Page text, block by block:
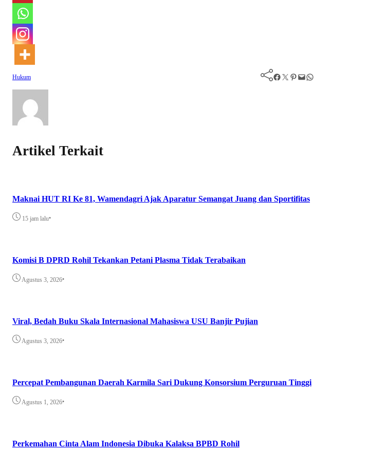
Hukum Facebook Twitter Pinterest Mail WhatsApp
Artikel Terkait
Maknai HUT RI Ke 81, Wamendagri Ajak Aparatur Semangat Juang dan Sportifitas
15 jam lalu•
Komisi B DPRD Rohil Tekankan Petani Plasma Tidak Terabaikan
Agustus 3, 2026•
Viral, Bedah Buku Skala Internasional Mahasiswa USU Banjir Pujian
Agustus 3, 2026•
Percepat Pembangunan Daerah Karmila Sari Dukung Konsorsium Perguruan Tinggi
Agustus 1, 2026•
Perkemahan Cinta Alam Indonesia Dibuka Kalaksa BPBD Rohil